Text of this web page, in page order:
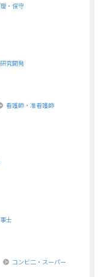
・保守
研究開発
看護師・准看護師
士
コンビ二・スーパー